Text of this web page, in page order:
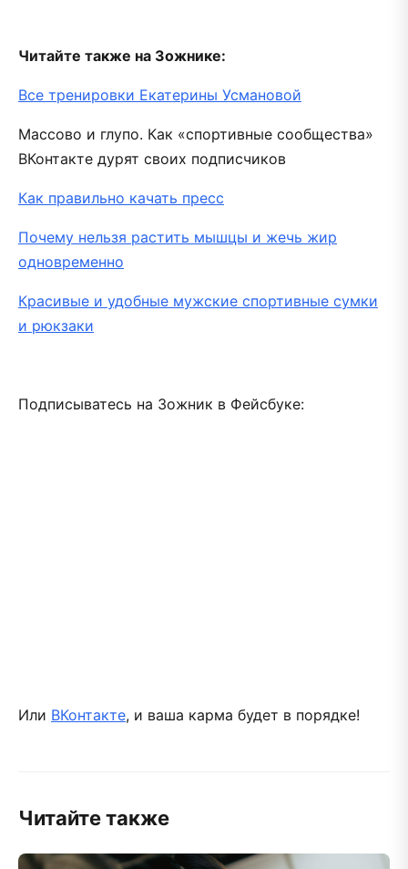
Читайте также на Зожнике:
Все тренировки Екатерины Усмановой
Массово и глупо. Как «спортивные сообщества»
ВКонтакте дурят своих подписчиков
Как правильно качать пресс
Почему нельзя растить мышцы и жечь жир
одновременно
Красивые и удобные мужские спортивные сумки
и рюкзаки
Подписыватесь на Зожник в Фейсбуке:
Или ВКонтакте, и ваша карма будет в порядке!
Читайте также